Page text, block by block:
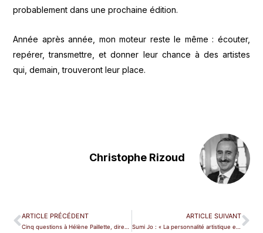
probablement dans une prochaine édition.
Année après année, mon moteur reste le même : écouter,
repérer, transmettre, et donner leur chance à des artistes
qui, demain, trouveront leur place.
Christophe Rizoud
ARTICLE PRÉCÉDENT
Cinq questions à Hélène Paillette, directrice des Concerts à la Ferme
ARTICLE SUIVANT
Sumi Jo : « La personnalité artistique est essentielle »